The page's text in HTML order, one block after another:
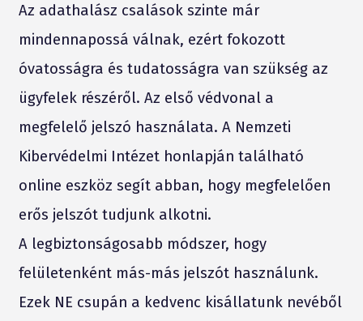
Az adathalász csalások szinte már
mindennapossá válnak, ezért fokozott
óvatosságra és tudatosságra van szükség az
ügyfelek részéről. Az első védvonal a
megfelelő jelszó használata. A Nemzeti
Kibervédelmi Intézet honlapján található
online eszköz segít abban, hogy megfelelően
erős jelszót tudjunk alkotni.
A legbiztonságosabb módszer, hogy
felületenként más-más jelszót használunk.
Ezek NE csupán a kedvenc kisállatunk nevéből